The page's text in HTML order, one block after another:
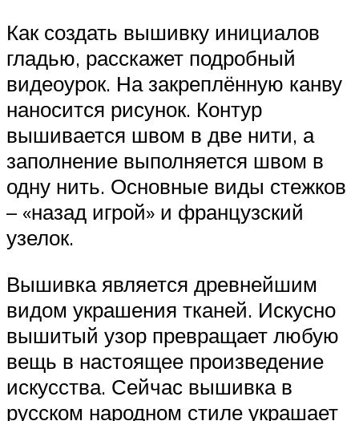
Как создать вышивку инициалов
гладью, расскажет подробный
видеоурок. На закреплённую канву
наносится рисунок. Контур
вышивается швом в две нити, а
заполнение выполняется швом в
одну нить. Основные виды стежков
– «назад игрой» и французский
узелок.
Вышивка является древнейшим
видом украшения тканей. Искусно
вышитый узор превращает любую
вещь в настоящее произведение
искусства. Сейчас вышивка в
русском народном стиле украшает